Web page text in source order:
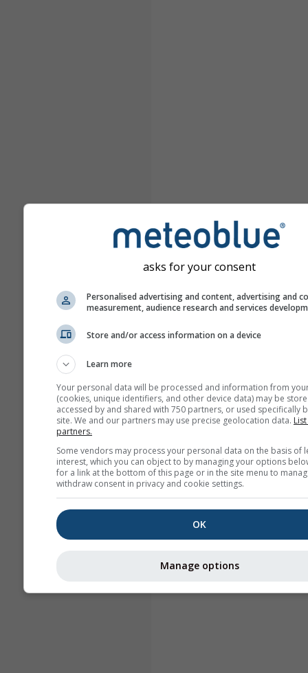
asks for your consent
Personalised advertising and content, advertising and
measurement, audience research and services
Store and/or access information on a device
Learn more
Your personal data will be processed and information from
(cookies, unique identifiers, and other device data) may be
accessed by and shared with 750 partners, or used specifically
site. We and our partners may use precise geolocation data.
partners.
Some vendors may process your personal data on the basis of
interest, which you can object to by managing your options
for a link at the bottom of this page or in the site menu to
withdraw consent in privacy and cookie settings.
OK
Manage options